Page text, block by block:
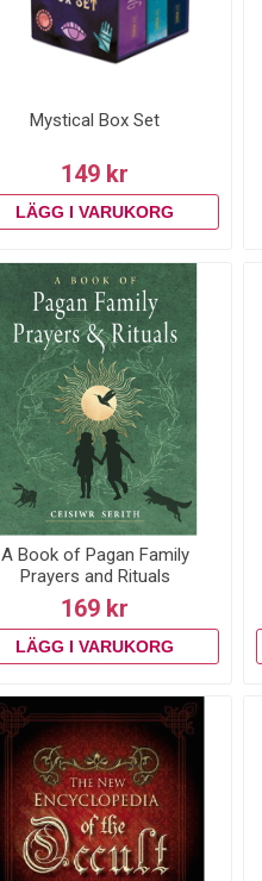
Mystical Box Set
149 kr
A Book of Pagan Family
Prayers and Rituals
169 kr